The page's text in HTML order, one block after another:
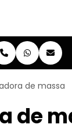
de massa
de